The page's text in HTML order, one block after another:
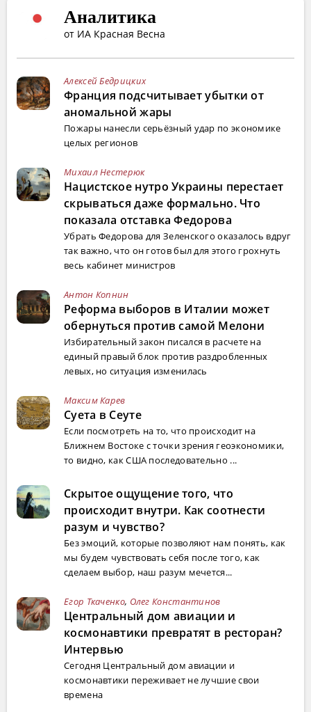
Аналитика
от ИА Красная Весна
Алексей Бедрицких
Франция подсчитывает убытки от
аномальной жары
Пожары нанесли серьёзный удар по экономике
целых регионов
Михаил Нестерюк
Нацистское нутро Украины перестает
скрываться даже формально. Что
показала отставка Федорова
Убрать Федорова для Зеленского оказалось вдруг
так важно, что он готов был для этого грохнуть
весь кабинет министров
Антон Копнин
Реформа выборов в Италии может
обернуться против самой Мелони
Избирательный закон писался в расчете на
единый правый блок против раздробленных
левых, но ситуация изменилась
Максим Карев
Суета в Сеуте
Если посмотреть на то, что происходит на
Ближнем Востоке с точки зрения геоэкономики,
то видно, как США последовательно ...
Скрытое ощущение того, что
происходит внутри. Как соотнести
разум и чувство?
Без эмоций, которые позволяют нам понять, как
мы будем чувствовать себя после того, как
сделаем выбор, наш разум мечется...
Егор Ткаченко, Олег Константинов
Центральный дом авиации и
космонавтики превратят в ресторан?
Интервью
Сегодня Центральный дом авиации и
космонавтики переживает не лучшие свои
времена